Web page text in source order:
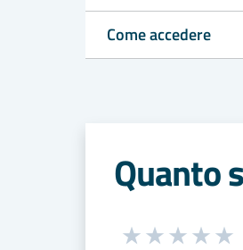
Come accedere
Quanto
Seleziona una